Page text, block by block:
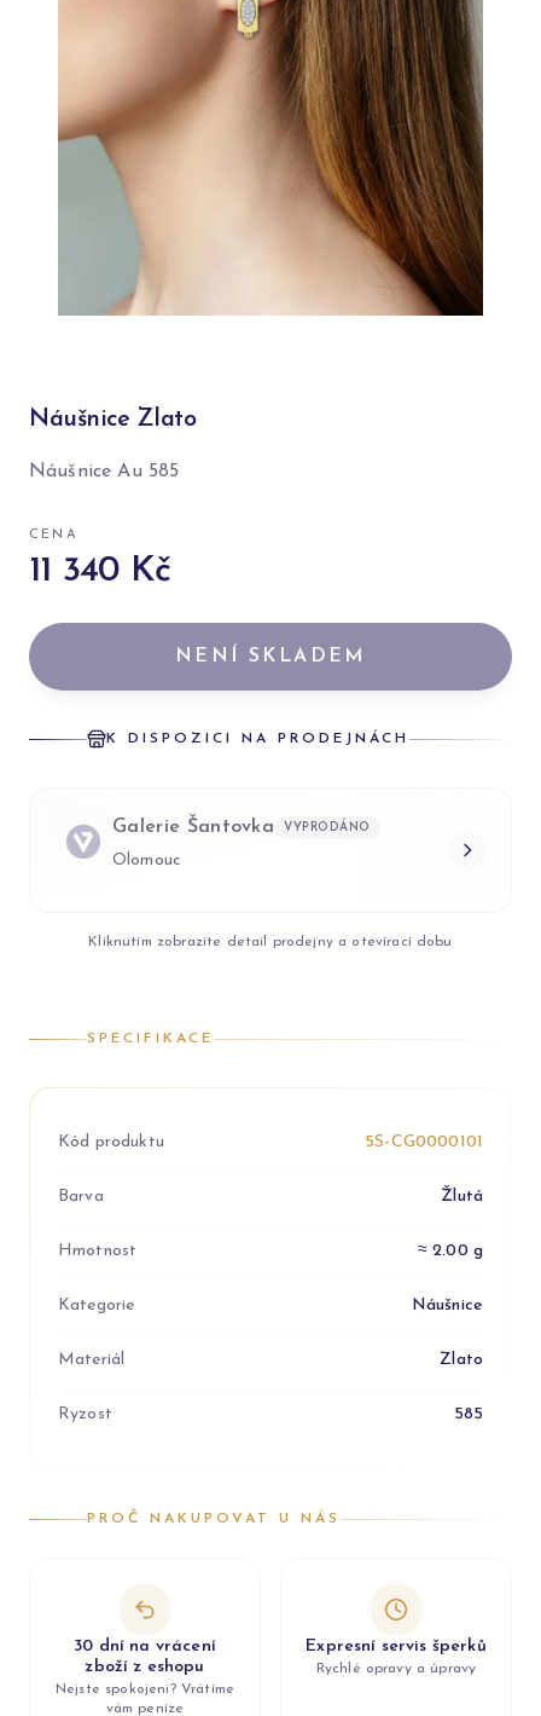
Náušnice Zlato
Náušnice Au 585
CENA
11 340 Kč
NENÍ SKLADEM
K DISPOZICI NA PRODEJNÁCH
Galerie Šantovka VYPRODÁNO
Olomouc
Kliknutím zobrazíte detail prodejny a otevírací dobu
SPECIFIKACE
Kód produktu 5S-CG0000101
Barva Žlutá
Hmotnost ≈ 2.00 g
Kategorie Náušnice
Materiál Zlato
Ryzost 585
PROČ NAKUPOVAT U NÁS
30 dní na vrácení
zboží z eshopu
Nejste spokojeni? Vrátíme
vám peníze
Expresní servis šperků
Rychlé opravy a úpravy